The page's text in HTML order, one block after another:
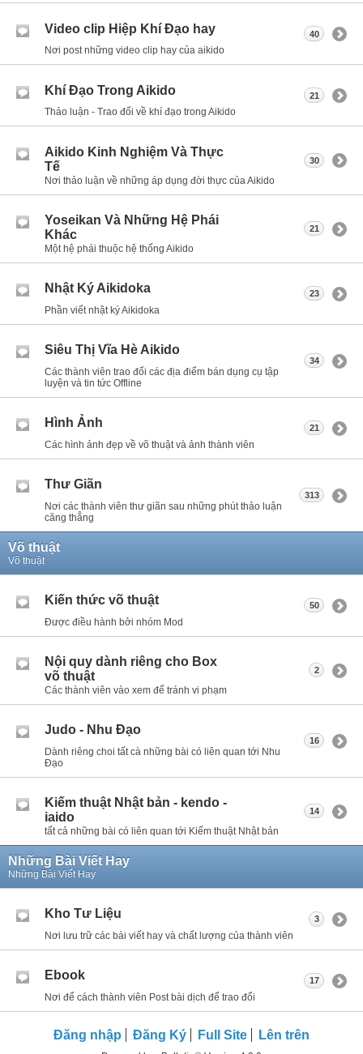
Video clip Hiệp Khí Đạo hay
Nơi post những video clip hay của aikido
40
Khí Đạo Trong Aikido
Thảo luận - Trao đổi về khí đạo trong Aikido
21
Aikido Kinh Nghiệm Và Thực
Tế
Nơi thảo luận về những áp dụng đời thực của Aikido
30
Yoseikan Và Những Hệ Phái
Khác
Một hệ phái thuộc hệ thống Aikido
21
Nhật Ký Aikidoka
Phần viết nhật ký Aikidoka
23
Siêu Thị Vĩa Hè Aikido
Các thành viên trao đổi các địa điểm bán dụng cụ tập
luyện và tin tức Offline
34
Hình Ảnh
Các hình ảnh đẹp về võ thuật và ảnh thành viên
21
Thư Giãn
Nơi các thành viên thư giãn sau những phút thảo luận
căng thẳng
313
Võ thuật
Võ thuật
Kiến thức võ thuật
Được điều hành bởi nhóm Mod
50
Nội quy dành riêng cho Box
võ thuật
Các thành viên vào xem để tránh vi phạm
2
Judo - Nhu Đạo
Dành riêng choi tất cà những bài có liên quan tới Nhu
Đạo
16
Kiếm thuật Nhật bản - kendo -
iaido
tất cả những bài có liên quan tới Kiếm thuật Nhật bản
14
Những Bài Viết Hay
Những Bài Viết Hay
Kho Tư Liệu
Nơi lưu trữ các bài viết hay và chất lượng của thành viên
3
Ebook
Nơi để cách thành viên Post bài dịch để trao đổi
17
Đăng nhập Đăng Ký Full Site Lên trên